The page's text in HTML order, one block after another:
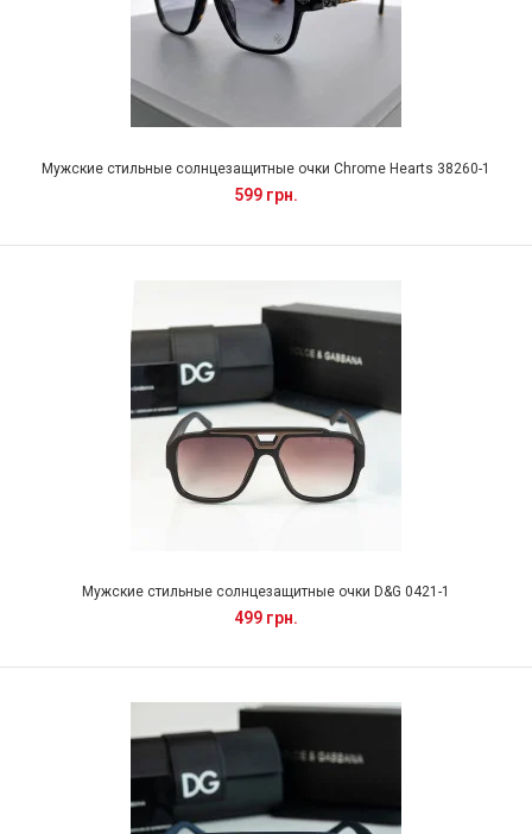
Мужские стильные солнцезащитные очки Chrome Hearts 38260-1
599 грн.
Мужские стильные солнцезащитные очки D&G 0421-1
499 грн.